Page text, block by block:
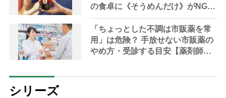
の食卓に《そうめんだけ》がNGな
理由とは？【管理栄養士が解説】
「ちょっとした不調は市販薬を常
用」は危険？ 手放せない市販薬の
やめ方・受診する目安【薬剤師解
シリーズ